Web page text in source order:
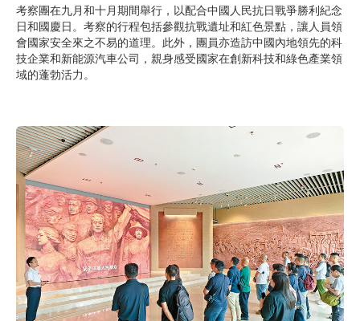
考察團在九月和十月期間舉行，以配合中國人民抗日戰爭勝利紀念
日和國慶日。考察的行程包括參觀抗戰遺址和紅色景點，讓人員領
會國家安全來之不易的道理。此外，團員亦造訪中國內地領先的科
技企業和新能源汽車公司，親身感受國家在創新科技和綠色產業領
域的蓬勃活力。